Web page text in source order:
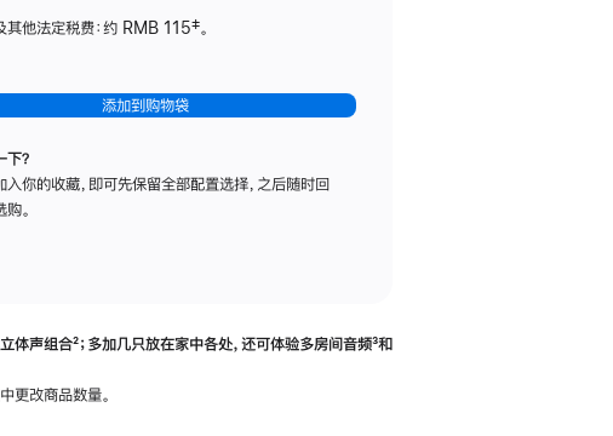
其他法定税费：约 RMB 115‡。
添加到购物袋
？
入你的收藏，即可先保留全部配置选择，之后随时回
。
体声组合脚
²；多加几只放在家中各处，还可体验多‍房‍间音频脚
³和
更改商品数量。